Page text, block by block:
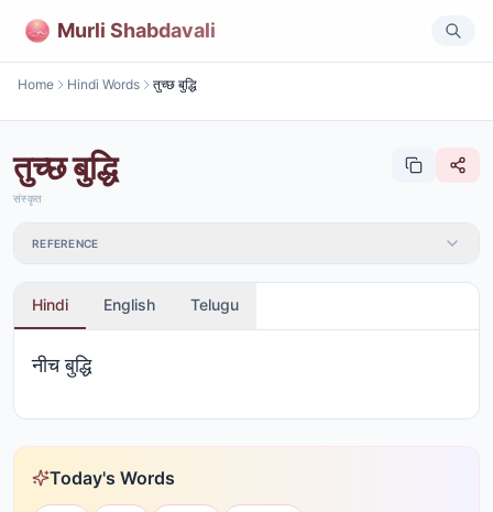
Murli Shabdavali
Home Hindi Words तुच्छ बुद्धि
तुच्छ बुद्धि
संस्कृत
REFERENCE
Hindi English Telugu
नीच बुद्धि
Today's Words